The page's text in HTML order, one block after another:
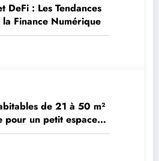
DeFi : Les Tendances
Finance Numérique
de 21 à 50 m²
pour un petit espace